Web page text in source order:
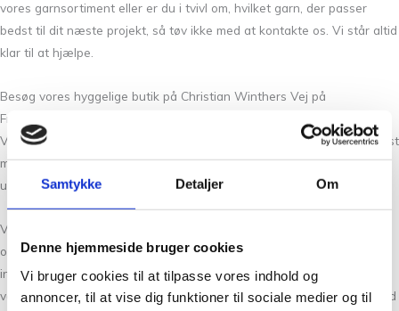
Samtykke Detaljer Om
Denne hjemmeside bruger cookies
Vi bruger cookies til at tilpasse vores indhold og
annoncer, til at vise dig funktioner til sociale medier og til
vores garnsortiment eller er du i tvivl om, hvilket garn, der passer
bedst til dit næste projekt, så tøv ikke med at kontakte os. Vi står altid
klar til at hjælpe.
Besøg vores hyggelige butik på Christian Winthers Vej på
Frederiksberg, hvor du kan se og mærke garnet med egne fingre.
Vores personale står klar med personlig betjening, så du får den bedst
mulige oplevelse. Kan du ikke komme forbi butikken, kan du altid
udforske vores udvalg på vores hjemmeside
Vi opdaterer løbende med spændende nyheder og nyttige tips
omkring strikning og hækling, så du altid er velinformet. Er du
interesseret i at lære mere og udvikle dine færdigheder, så er du
velkommen til at deltage i vores workshops. Disse finder primært sted